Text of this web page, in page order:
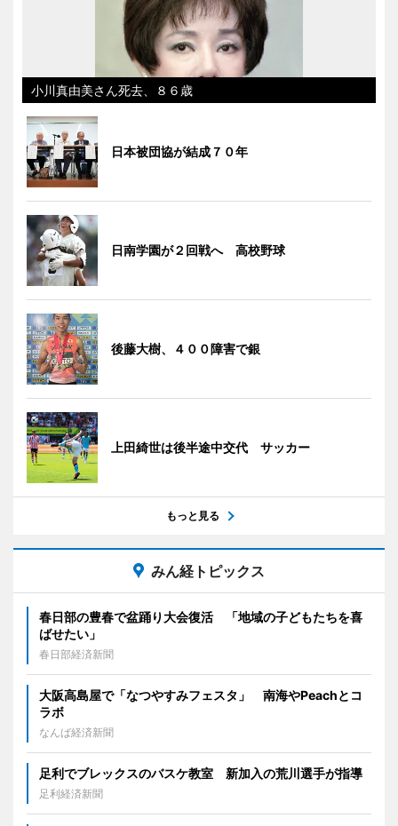
小川真由美さん死去、８６歳
日本被団協が結成７０年
日南学園が２回戦へ 高校野球
後藤大樹、４００障害で銀
上田綺世は後半途中交代 サッカー
もっと見る
みん経トピックス
春日部の豊春で盆踊り大会復活 「地域の子どもたちを喜
ばせたい」
春日部経済新聞
大阪高島屋で「なつやすみフェスタ」 南海やPeachとコ
ラボ
なんば経済新聞
足利でブレックスのバスケ教室 新加入の荒川選手が指導
足利経済新聞